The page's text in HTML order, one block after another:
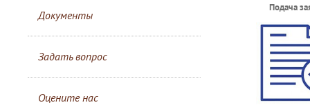
Документы
Задать вопрос
Оцените нас
Подача